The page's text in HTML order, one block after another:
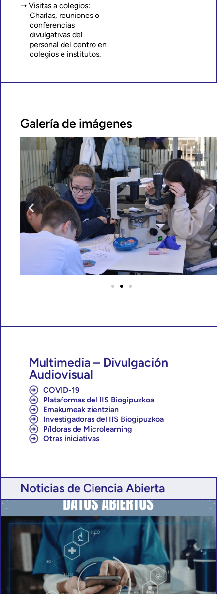
Visitas a colegios:
Charlas, reuniones o
conferencias
divulgativas del
personal del centro en
colegios e institutos.
Galería de imágenes
Multimedia – Divulgación
Audiovisual
COVID-19
Plataformas del IIS Biogipuzkoa
Emakumeak zientzian
Investigadoras del IIS Biogipuzkoa
Píldoras de Microlearning
Otras iniciativas
Noticias de Ciencia Abierta